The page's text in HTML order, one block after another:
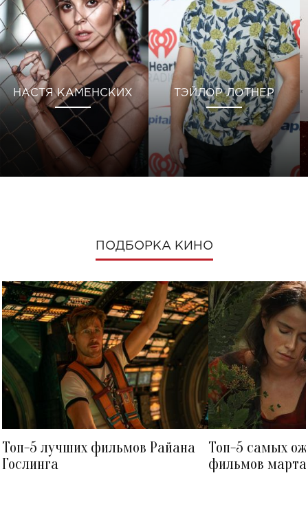
НАСТЯ КАМЕНСКИХ ТЭЙЛОР ЛОТНЕР
ПОДБОРКА КИНО
Топ-5 лучших фильмов Райана
Гослинга
Топ-5 самых
фильмов